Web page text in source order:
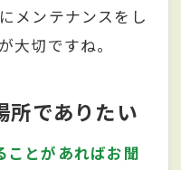
メンテナンスをし
大切ですね。
所でありたい
ことがあればお聞